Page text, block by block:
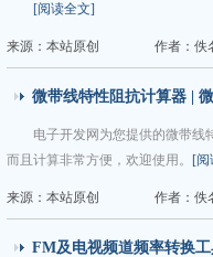
[阅读全文]
来源：本站原创 作者：佚
微带线特性阻抗计算器 |
电子开发网为您提供的微带线
而且计算非常方便，欢迎使用。 [阅
来源：本站原创 作者：佚
FM及电视频道频率转换